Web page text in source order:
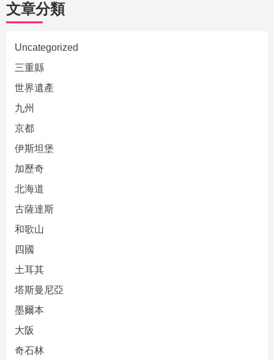
文章分類
Uncategorized
三重縣
世界遺產
九州
京都
伊斯坦堡
加歷奇
北海道
古薩達斯
和歌山
四國
土耳其
塔斯曼尼亞
墨爾本
大阪
奇石林